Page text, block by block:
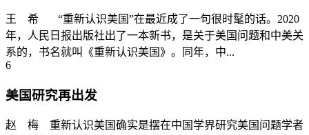
王 希 “重新认识美国”在最近成了一句很时髦的话。2020
年，人民日报出版社出了一本新书，是关于美国问题和中美关
系的，书名就叫《重新认识美国》。同年，中...
6
美国研究再出发
赵 梅 重新认识美国确实是摆在中国学界研究美国问题学者